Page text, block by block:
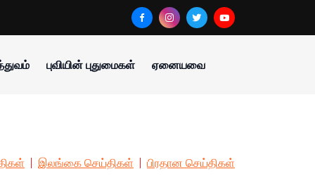
புவியின் புதுமைகள் ஏனையவை
இலங்கை செய்திகள் பிரதான செய்திகள்